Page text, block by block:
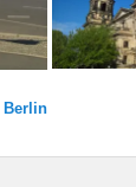
Berlin